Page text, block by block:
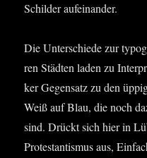
Schil­der aufeinander.
Die Unter­schie­de zur
ren Städ­ten laden zu
ker Gegen­satz zu den
Weiß auf Blau, die noch
sind. Drückt sich hier in
Pro­tes­tan­tis­mus aus,